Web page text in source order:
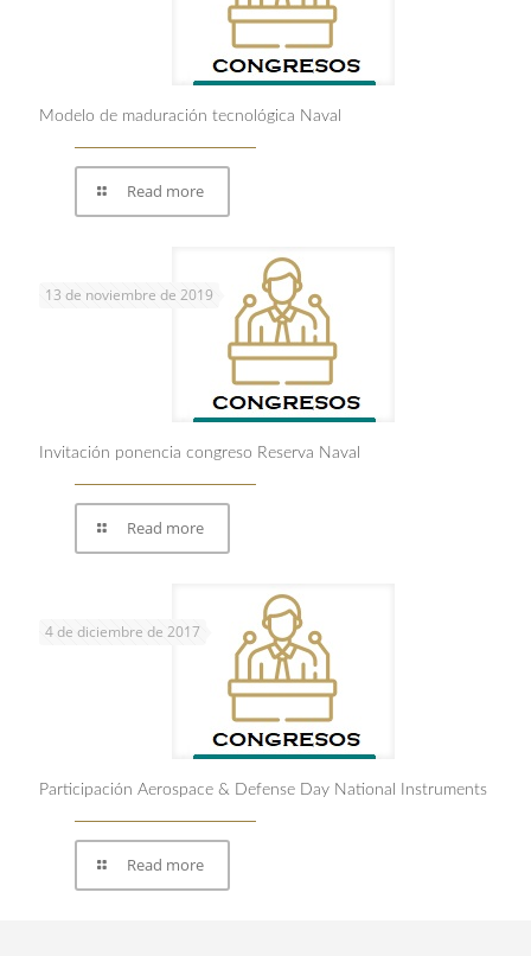
Modelo de maduración tecnológica Naval
Read more
13 de noviembre de 2019
Invitación ponencia congreso Reserva Naval
Read more
4 de diciembre de 2017
Participación Aerospace & Defense Day National Instruments
Read more